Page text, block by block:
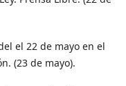
el 22 de mayo en el
(23 de mayo).